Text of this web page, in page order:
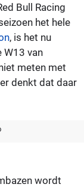
Bull Racing
het hele
, is het nu
W13 van
meten met
denkt dat daar
wordt